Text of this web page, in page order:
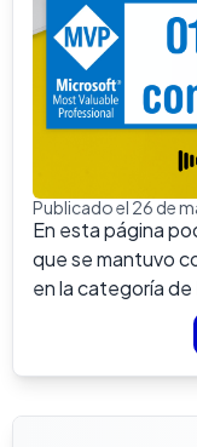
Publicado el 26 de
En esta página
que se mantuvo
en la categoría